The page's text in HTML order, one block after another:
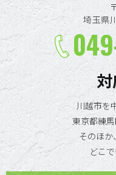
埼玉県
川越市を
東京都練
そのほか
どこ